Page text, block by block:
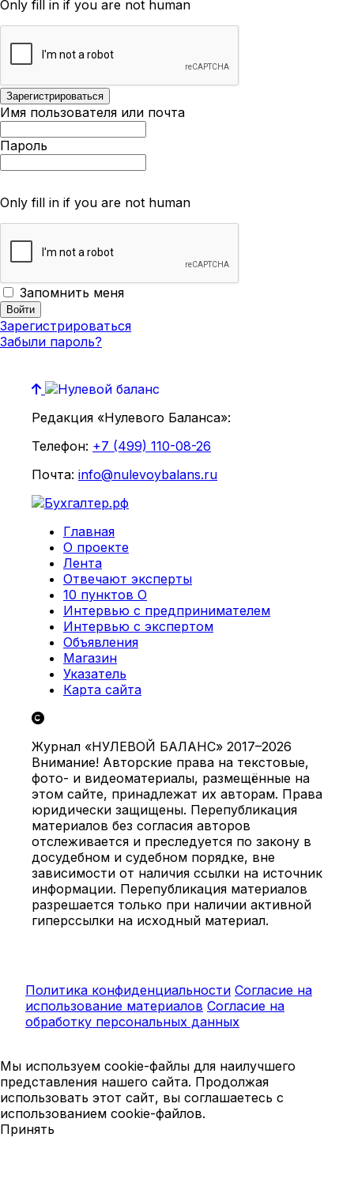
Only fill in if you are not human
Имя пользователя или почта
Пароль
Only fill in if you are not human
Запомнить меня
Зарегистрироваться
Забыли пароль?
Редакция «Нулевого Баланса»:
Телефон: +7 (499) 110-08-26
Почта: info@nulevoybalans.ru
Главная
О проекте
Лента
Отвечают эксперты
10 пунктов О
Интервью с предпринимателем
Интервью с экспертом
Объявления
Магазин
Указатель
Карта сайта
Журнал «НУЛЕВОЙ БАЛАНС» 2017–2026
Внимание! Авторские права на текстовые,
фото- и видеоматериалы, размещённые на
этом сайте, принадлежат их авторам. Права
юридически защищены. Перепубликация
материалов без согласия авторов
отслеживается и преследуется по закону в
досудебном и судебном порядке, вне
зависимости от наличия ссылки на источник
информации. Перепубликация материалов
разрешается только при наличии активной
гиперссылки на исходный материал.
Политика конфиденциальности Согласие на
использование материалов Согласие на
обработку персональных данных
Мы используем cookie-файлы для наилучшего
представления нашего сайта. Продолжая
использовать этот сайт, вы соглашаетесь с
использованием cookie-файлов.
Принять